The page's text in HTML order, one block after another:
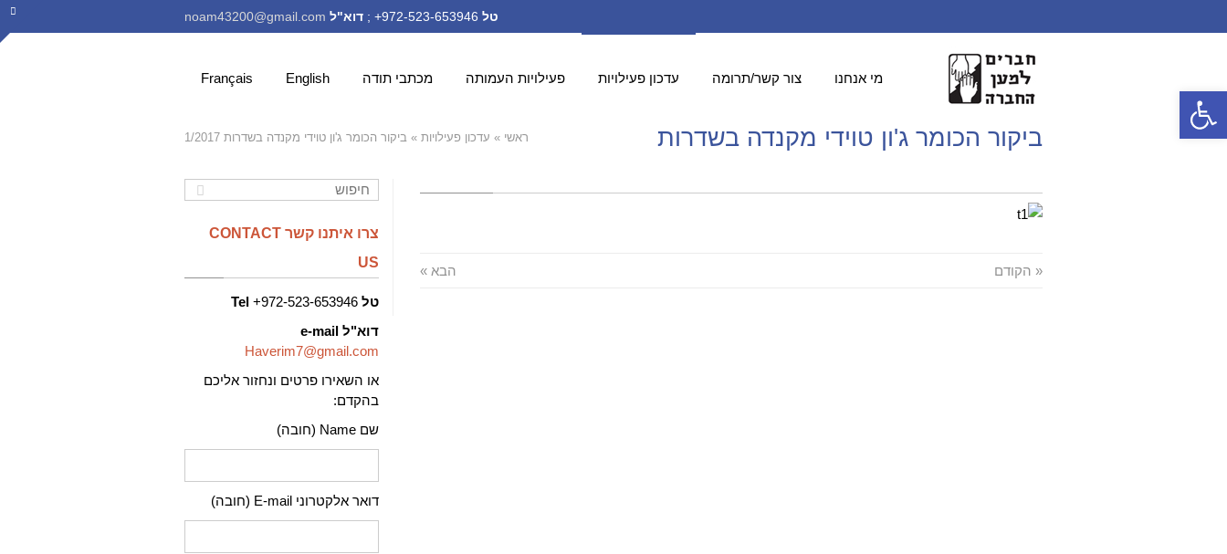
פתח סרגל נגישות
טל דוא"ל noam43200@gmail.com
מי אנחנו צור קשר/תרומה עדכון פעילויות פעילויות העמותה מכתבי תודה English
Français
ביקור הכומר ג'ון טוידי מקנדה בשדרות
ראשי » עדכון פעילויות » ביקור הכומר ג'ון טוידי מקנדה בשדרות 1/2017
« הקודם הבא »
צרו איתנו קשר CONTACT
US
טל 972-523-653946+
Tel
דוא"ל e-mail
Haverim7@gmail.com
או השאירו פרטים ונחזור אליכם
בהקדם:
שם Name (חובה)
דואר אלקטרוני E-mail (חובה)